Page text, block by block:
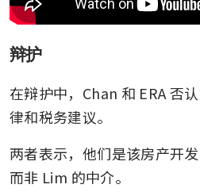
辩护
在辩护中，Chan 和 ERA 否
律和税务建议。
两者表示，他们是该房产开
而非 Lim 的中介。